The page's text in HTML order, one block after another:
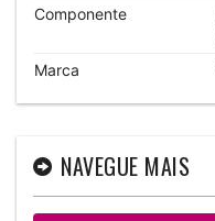
Componente
Marca
NAVEGUE MAIS